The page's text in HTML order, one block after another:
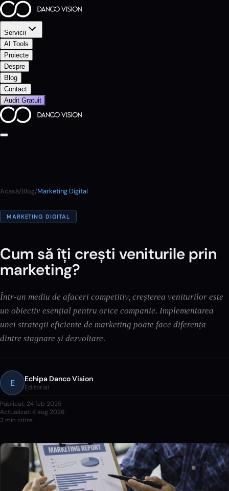
Servicii
AI Tools
Proiecte
Despre
Blog
Contact
Audit Gratuit
Acasă/Blog/Marketing Digital
MARKETING DIGITAL
Cum să îți crești veniturile prin
marketing?
Într-un mediu de afaceri competitiv, creșterea veniturilor este
un obiectiv esențial pentru orice companie. Implementarea
unei strategii eficiente de marketing poate face diferența
dintre stagnare și dezvoltare.
E Echipa Danco Vision
Editorial
Publicat: 24 feb 2025
Actualizat:4 aug 2026
3 min citire